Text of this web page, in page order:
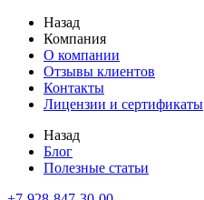
Назад
Компания
О компании
Отзывы клиентов
Контакты
Лицензии и сертификаты
Назад
Блог
Полезные статьи